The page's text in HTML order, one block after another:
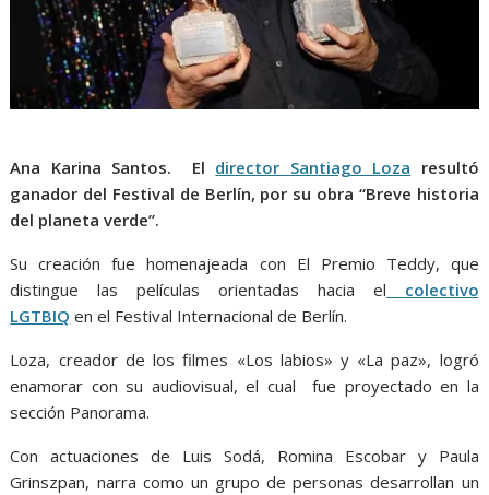
Ana Karina Santos. El director Santiago Loza resultó
ganador del Festival de Berlín, por su obra “Breve historia
del planeta verde”.
Su creación fue homenajeada con El Premio Teddy, que
distingue las películas orientadas hacia el
colectivo
LGTBIQ en el Festival Internacional de Berlín.
Loza, creador de los filmes «Los labios» y «La paz», logró
enamorar con su audiovisual, el cual fue proyectado en la
sección Panorama.
Con actuaciones de Luis Sodá, Romina Escobar y Paula
Grinszpan, narra como un grupo de personas desarrollan un